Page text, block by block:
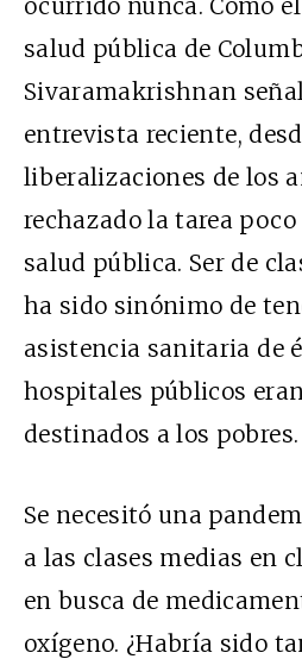
ocurrido nunca. Como
salud pública de
Sivaramakrishnan
entrevista reciente,
liberalizaciones de los
rechazado la tarea
salud pública. Ser de
ha sido sinónimo de
asistencia sanitaria de
hospitales públicos
destinados a los pobres.
Se necesitó una
a las clases medias en
en busca de
oxígeno. ¿Habría sido